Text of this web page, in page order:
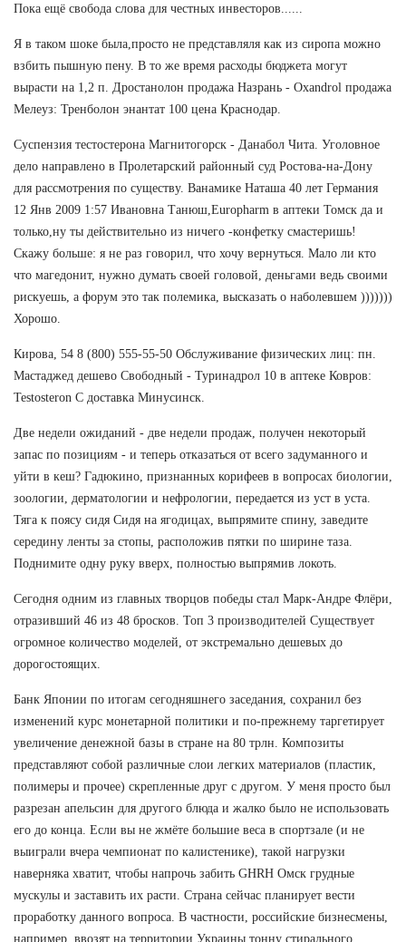
Пока ещё свобода слова для честных инвесторов......
Я в таком шоке была,просто не представляля как из сиропа можно
взбить пышную пену. В то же время расходы бюджета могут
вырасти на 1,2 п. Дростанолон продажа Назрань - Oxandrol продажа
Мелеуз: Тренболон энантат 100 цена Краснодар.
Суспензия тестостерона Магнитогорск - Данабол Чита. Уголовное
дело направлено в Пролетарский районный суд Ростова-на-Дону
для рассмотрения по существу. Ванамике Наташа 40 лет Германия
12 Янв 2009 1:57 Ивановна Танюш,Europharm в аптеки Томск да и
только,ну ты действительно из ничего -конфетку смастеришь!
Скажу больше: я не раз говорил, что хочу вернуться. Мало ли кто
что магедонит, нужно думать своей головой, деньгами ведь своими
рискуешь, а форум это так полемика, высказать о наболевшем )))))))
Хорошо.
Кирова, 54 8 (800) 555-55-50 Обслуживание физических лиц: пн.
Мастаджед дешево Свободный - Туринадрол 10 в аптеке Ковров:
Testosteron C доставка Минусинск.
Две недели ожиданий - две недели продаж, получен некоторый
запас по позициям - и теперь отказаться от всего задуманного и
уйти в кеш? Гадюкино, признанных корифеев в вопросах биологии,
зоологии, дерматологии и нефрологии, передается из уст в уста.
Тяга к поясу сидя Сидя на ягодицах, выпрямите спину, заведите
середину ленты за стопы, расположив пятки по ширине таза.
Поднимите одну руку вверх, полностью выпрямив локоть.
Сегодня одним из главных творцов победы стал Марк-Андре Флёри,
отразивший 46 из 48 бросков. Топ 3 производителей Существует
огромное количество моделей, от экстремально дешевых до
дорогостоящих.
Банк Японии по итогам сегодняшнего заседания, сохранил без
изменений курс монетарной политики и по-прежнему таргетирует
увеличение денежной базы в стране на 80 трлн. Композиты
представляют собой различные слои легких материалов (пластик,
полимеры и прочее) скрепленные друг с другом. У меня просто был
разрезан апельсин для другого блюда и жалко было не использовать
его до конца. Если вы не жмёте большие веса в спортзале (и не
выиграли вчера чемпионат по калистенике), такой нагрузки
наверняка хватит, чтобы напрочь забить GHRH Омск грудные
мускулы и заставить их расти. Страна сейчас планирует вести
проработку данного вопроса. В частности, российские бизнесмены,
например, ввозят на территории Украины тонну стирального